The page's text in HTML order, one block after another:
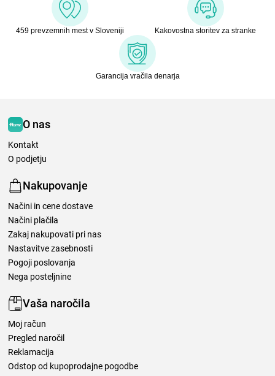
459 prevzemnih mest v Sloveniji Kakovostna storitev za stranke
Garancija vračila denarja
O nas
Kontakt
O podjetju
Nakupovanje
Načini in cene dostave
Načini plačila
Zakaj nakupovati pri nas
Nastavitve zasebnosti
Pogoji poslovanja
Nega posteljnine
Vaša naročila
Moj račun
Pregled naročil
Reklamacija
Odstop od kupoprodajne pogodbe